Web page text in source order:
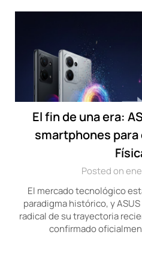
El fin de una era:
smartphones para
Posted on
El mercado tecnológico
paradigma histórico, y
radical de su trayectoria
confirmado